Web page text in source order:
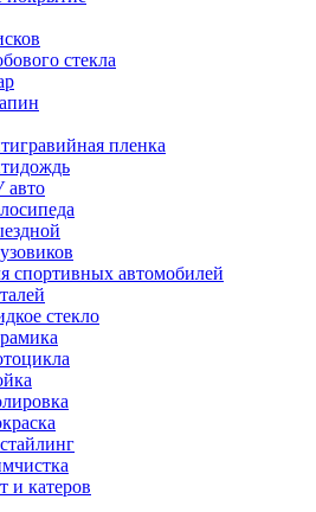
стекла
пленка
авто
спортивных автомобилей
стекло
и катеров